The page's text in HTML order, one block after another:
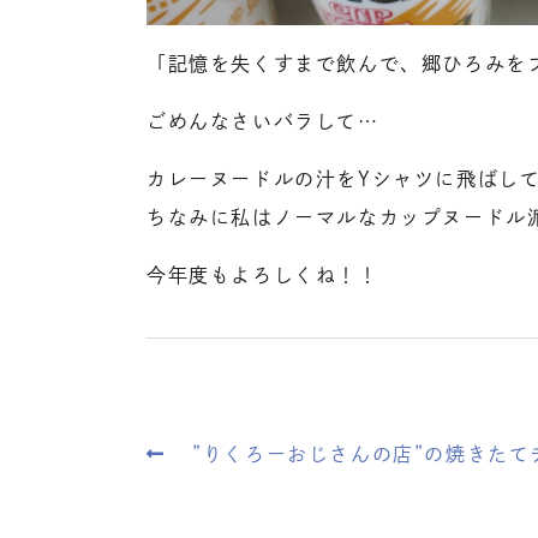
「記憶を失くすまで飲んで、郷ひろみ
ごめんなさいバラして…
カレーヌードルの汁をYシャツに飛ばし
ちなみに私はノーマルなカップヌード
今年度もよろしくね！！
”りくろーおじさんの店”の焼きた